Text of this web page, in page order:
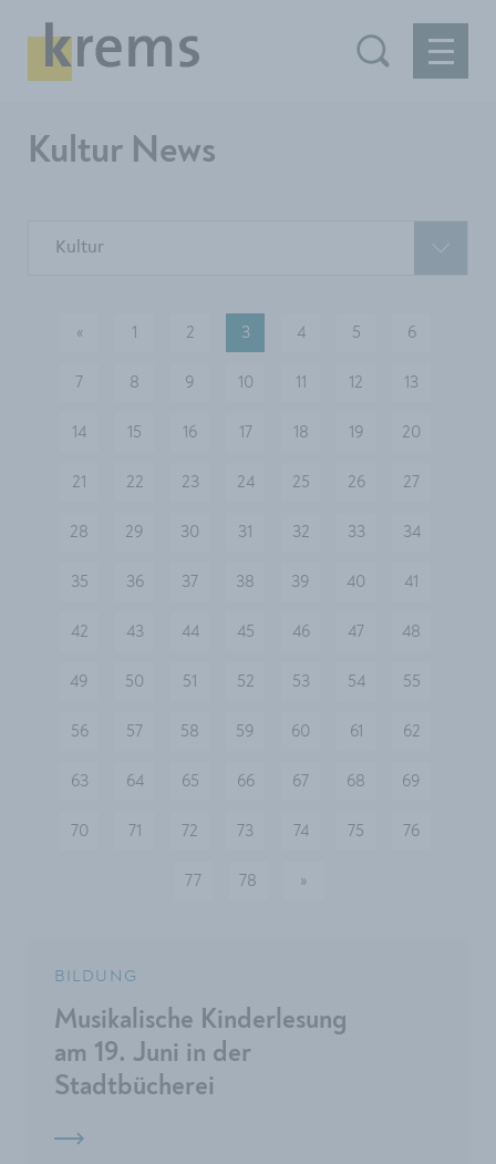
Kultur News
Kultur
vorherige
« 1 2 3 4 5 6
7 8 9 10 11 12 13
14 15 16 17 18 19 20
21 22 23 24 25 26 27
28 29 30 31 32 33 34
35 36 37 38 39 40 41
42 43 44 45 46 47 48
49 50 51 52 53 54 55
56 57 58 59 60 61 62
63 64 65 66 67 68 69
70 71 72 73 74 75 76
77 78 »
BILDUNG
Musikalische Kinderlesung
am 19. Juni in der
Stadtbücherei